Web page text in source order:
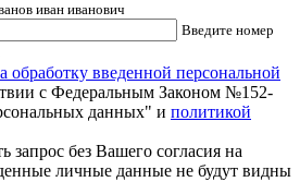
иван иванович
Введите номер
обработку введенной персональной
с Федеральным Законом №152-
данных" и политикой
без Вашего согласия на
личные данные не будут видны